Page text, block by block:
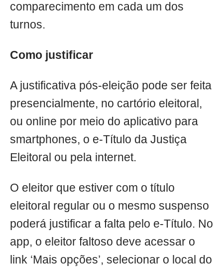
comparecimento em cada um dos
turnos.
Como justificar
A justificativa pós-eleição pode ser feita
presencialmente, no cartório eleitoral,
ou online por meio do aplicativo para
smartphones, o e-Título da Justiça
Eleitoral ou pela internet.
O eleitor que estiver com o título
eleitoral regular ou o mesmo suspenso
poderá justificar a falta pelo e-Título. No
app, o eleitor faltoso deve acessar o
link ‘Mais opções’, selecionar o local do